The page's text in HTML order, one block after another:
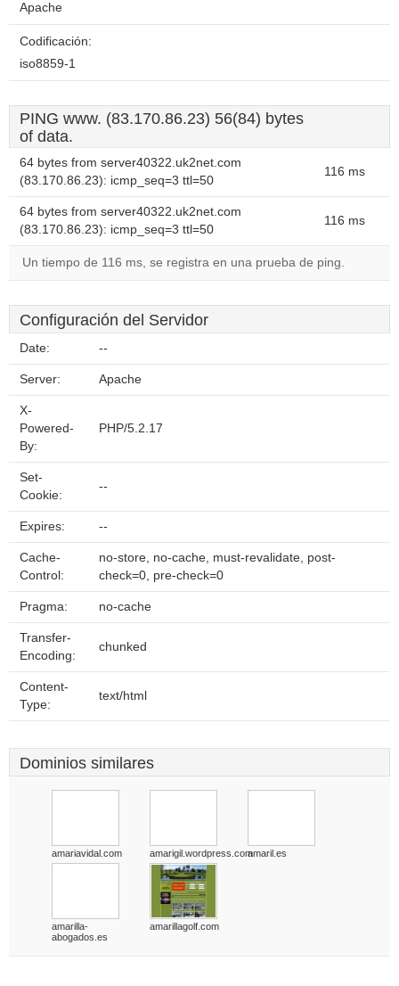
Apache
Codificación:
iso8859-1
PING www. (83.170.86.23) 56(84) bytes
of data.
64 bytes from server40322.uk2net.com
(83.170.86.23): icmp_seq=3 ttl=50
116 ms
64 bytes from server40322.uk2net.com
(83.170.86.23): icmp_seq=3 ttl=50
116 ms
Un tiempo de 116 ms, se registra en una prueba de ping.
Configuración del Servidor
Date: --
Server: Apache
X-
Powered-
By:
PHP/5.2.17
Set-
Cookie:
--
Expires: --
Cache-
Control:
no-store, no-cache, must-revalidate, post-
check=0, pre-check=0
Pragma: no-cache
Transfer-
Encoding:
chunked
Content-
Type:
text/html
Dominios similares
amariavidal.com amarigil.wordpress.comamaril.es
amarilla-
abogados.es
amarillagolf.com